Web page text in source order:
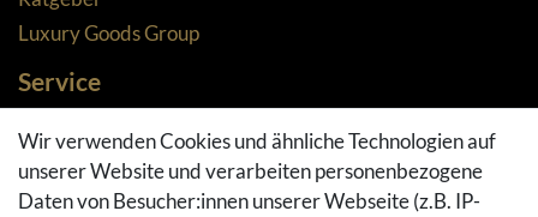
Luxury Goods Group
Service
Zahlungsarten
Versandarten & -kosten
Widerrufsrecht
Wir verwenden Cookies und ähnliche Technologien auf
unserer Website und verarbeiten personenbezogene
Daten von Besucher:innen unserer Webseite (z.B. IP-